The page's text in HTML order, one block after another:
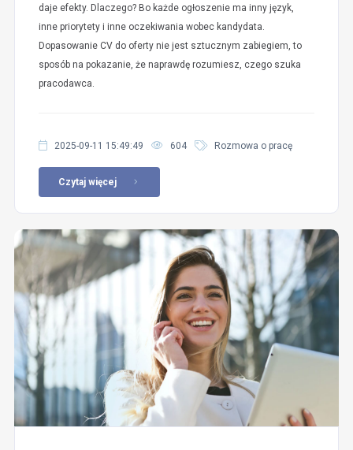
daje efekty. Dlaczego? Bo każde ogłoszenie ma inny język,
inne priorytety i inne oczekiwania wobec kandydata.
Dopasowanie CV do oferty nie jest sztucznym zabiegiem, to
sposób na pokazanie, że naprawdę rozumiesz, czego szuka
pracodawca.
2025-09-11 15:49:49 604 Rozmowa o pracę
Czytaj więcej